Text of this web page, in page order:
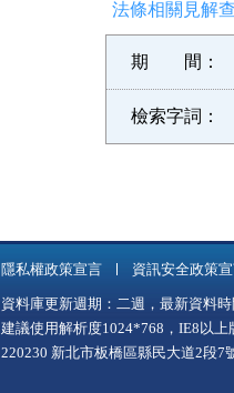
法條相關見解
期 間：
檢索字詞：
隱私權政策宣言 資訊安全政策
資料庫更新週期：二週，最新資料時
建議使用解析度1024*768，IE8以上
220230 新北市板橋區縣民大道2段